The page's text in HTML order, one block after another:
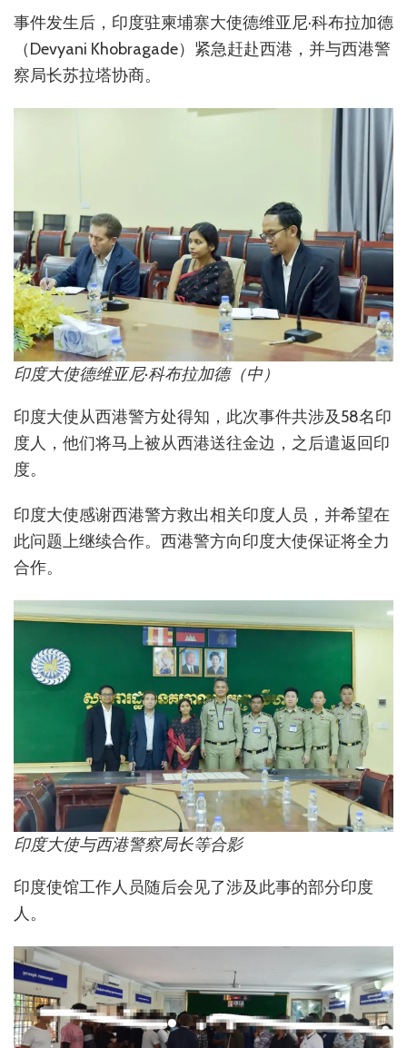
事件发生后，印度驻柬埔寨大使德维亚尼·科布拉加德
（Devyani Khobragade）紧急赶赴西港，并与西港警
察局长苏拉塔协商。
印度大使德维亚尼·科布拉加德（中）
印度大使从西港警方处得知，此次事件共涉及58名印
度人，他们将马上被从西港送往金边，之后遣返回印
度。
印度大使感谢西港警方救出相关印度人员，并希望在
此问题上继续合作。西港警方向印度大使保证将全力
合作。
印度大使与西港警察局长等合影
印度使馆工作人员随后会见了涉及此事的部分印度
人。